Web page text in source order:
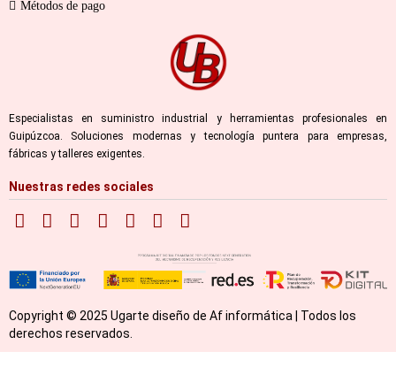
Métodos de pago
Especialistas en suministro industrial y herramientas profesionales en
Guipúzcoa. Soluciones modernas y tecnología puntera para empresas,
fábricas y talleres exigentes.
Nuestras redes sociales
Copyright © 2025 Ugarte diseño de Af informática | Todos los
derechos reservados.